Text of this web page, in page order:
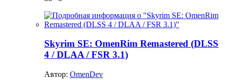
Skyrim SE: OmenRim Remastered (DLSS
4 / DLAA / FSR 3.1)
Автор: OmenDev